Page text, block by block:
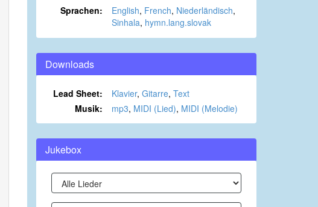
Sprachen: English, French, Niederländisch,
Sinhala, hymn.lang.slovak
Downloads
Lead Sheet: Klavier, Gitarre, Text
Musik:
mp3, MIDI (Lied), MIDI (Melodie)
Jukebox